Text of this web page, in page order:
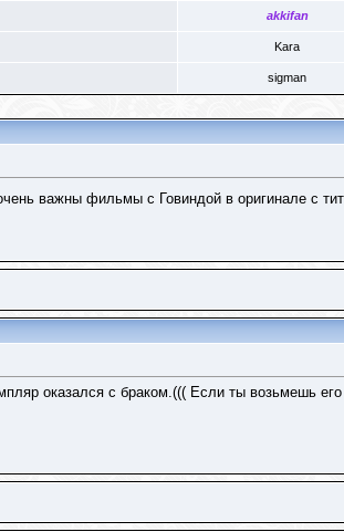
akkifan
Kara
sigman
важны фильмы с Говиндой в оригинале с
оказался с браком.((( Если ты возьмешь